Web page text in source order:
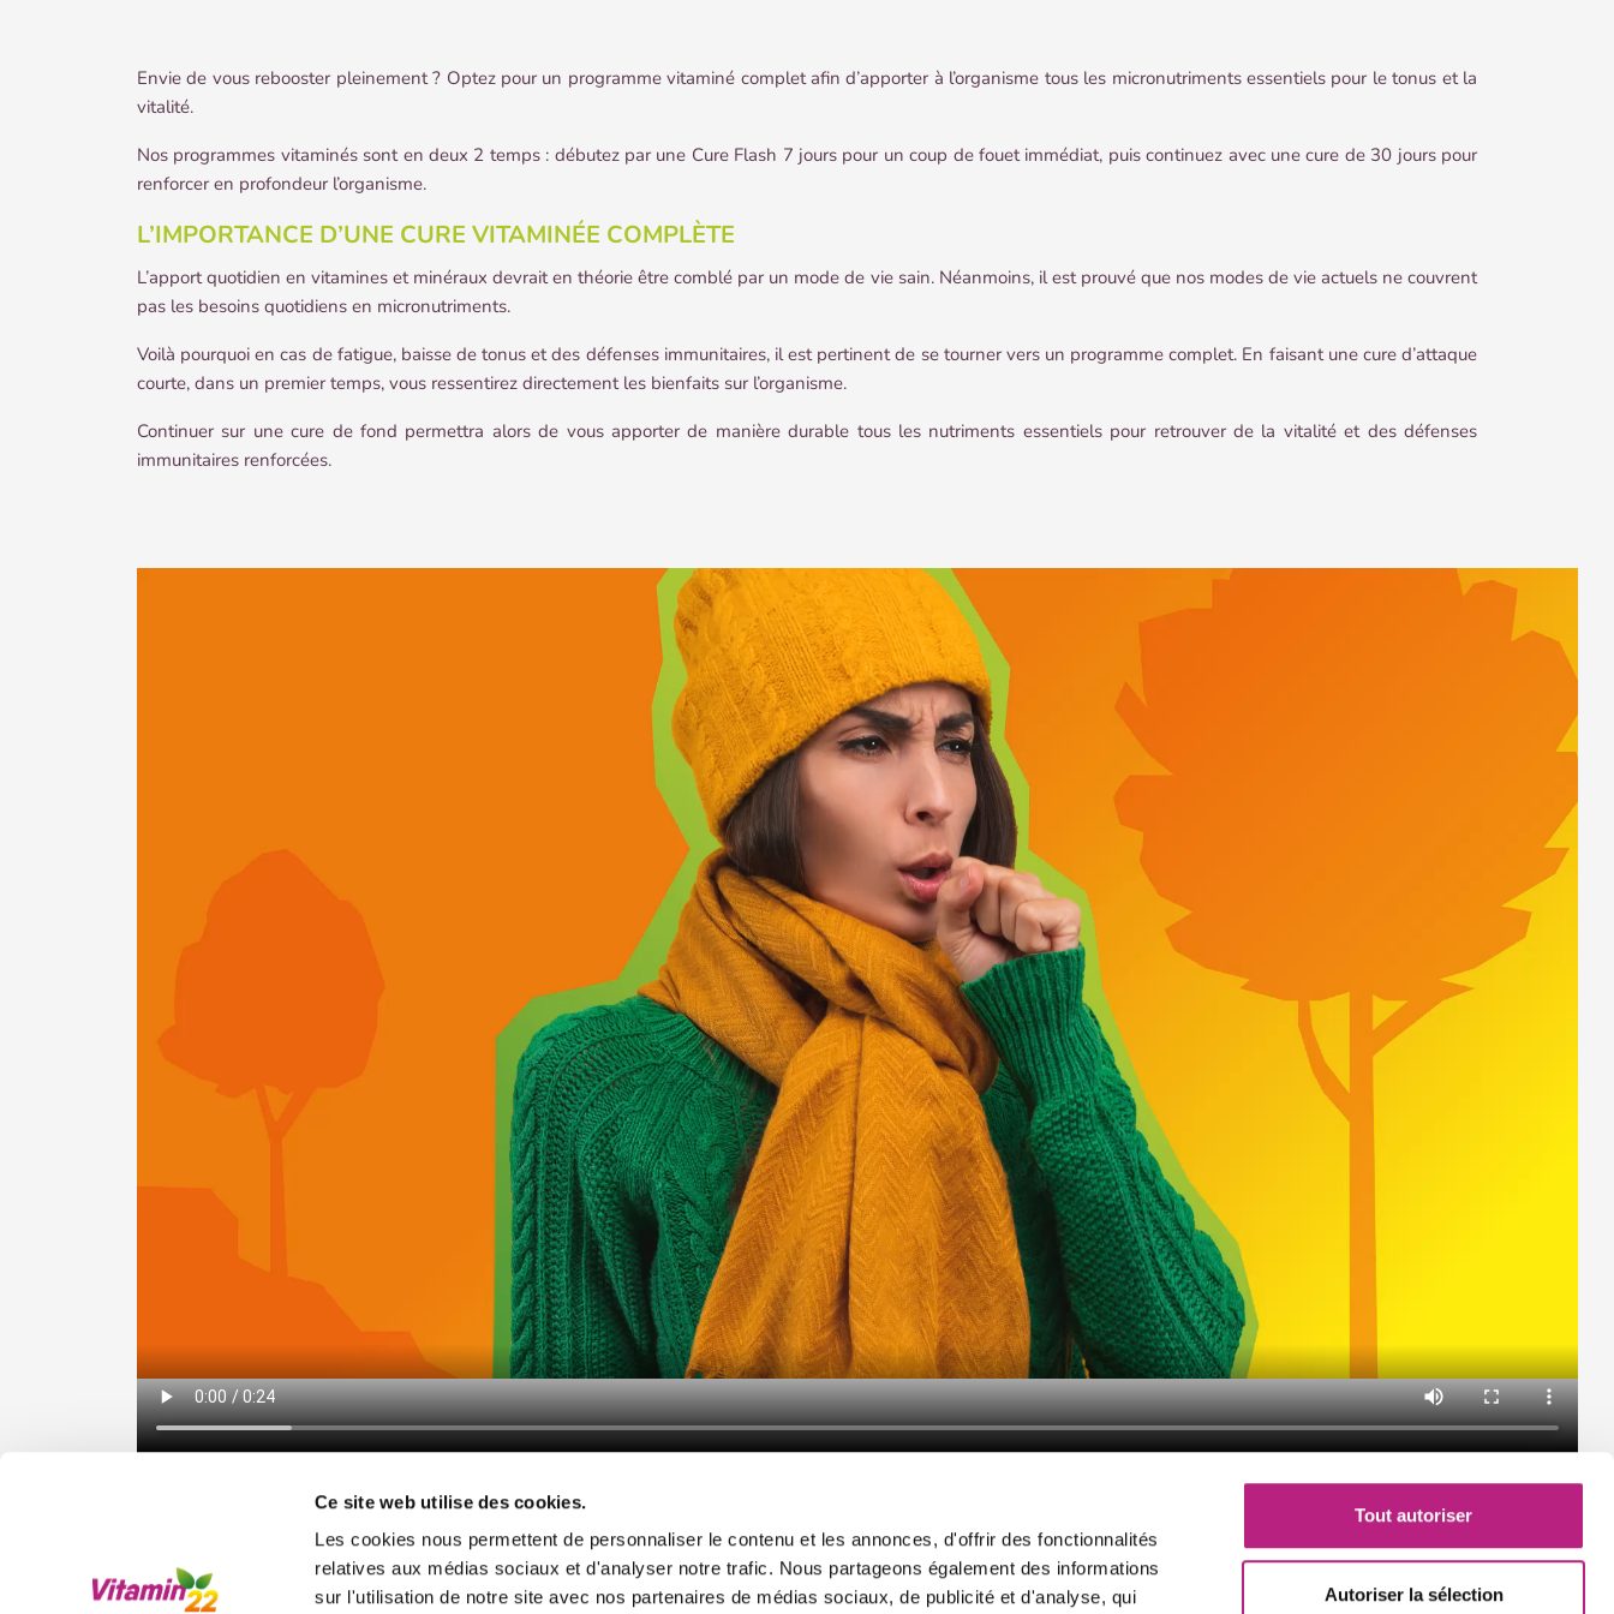
Ce site web utilise des cookies.
Les cookies nous permettent de personnaliser le contenu et les annonces, d'offrir des fonctionnalités
relatives aux médias sociaux et d'analyser notre trafic. Nous partageons également des informations
sur l'utilisation de notre site avec nos partenaires de médias sociaux, de publicité et d'analyse, qui
Tout autoriser
Autoriser la sélection
Envie de vous rebooster pleinement ? Optez pour un programme vitaminé complet afin d’apporter à l’organisme tous les micronutriments essentiels pour le tonus et la
vitalité.
Nos programmes vitaminés sont en deux 2 temps : débutez par une Cure Flash 7 jours pour un coup de fouet immédiat, puis continuez avec une cure de 30 jours pour
renforcer en profondeur l’organisme.
L’IMPORTANCE D’UNE CURE VITAMINÉE COMPLÈTE
L’apport quotidien en vitamines et minéraux devrait en théorie être comblé par un mode de vie sain. Néanmoins, il est prouvé que nos modes de vie actuels ne couvrent
pas les besoins quotidiens en micronutriments.
Voilà pourquoi en cas de fatigue, baisse de tonus et des défenses immunitaires, il est pertinent de se tourner vers un programme complet. En faisant une cure d’attaque
courte, dans un premier temps, vous ressentirez directement les bienfaits sur l’organisme.
Continuer sur une cure de fond permettra alors de vous apporter de manière durable tous les nutriments essentiels pour retrouver de la vitalité et des défenses
immunitaires renforcées.
Nos produits Mieux nous connaître Service Client